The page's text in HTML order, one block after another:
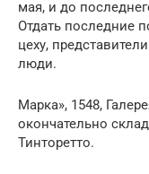
мая, и до
Отдать последние
цеху,
люди.
Марка», 1548,
окончательно
Тинторетто.